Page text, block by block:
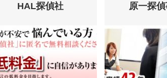
HAL探偵社 原一探